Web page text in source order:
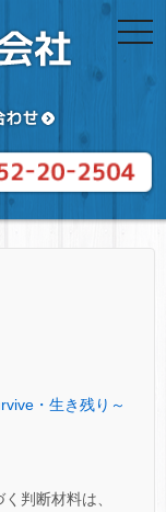
・生き残り～
判断材料は、